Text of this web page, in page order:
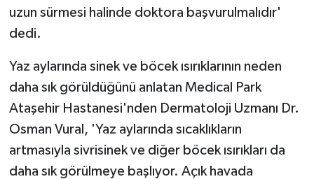
uzun sürmesi halinde doktora başvurulmalıdır'
dedi.
Yaz aylarında sinek ve böcek ısırıklarının neden
daha sık görüldüğünü anlatan Medical Park
Ataşehir Hastanesi'nden Dermatoloji Uzmanı Dr.
Osman Vural, 'Yaz aylarında sıcaklıkların
artmasıyla sivrisinek ve diğer böcek ısırıkları da
daha sık görülmeye başlıyor. Açık havada